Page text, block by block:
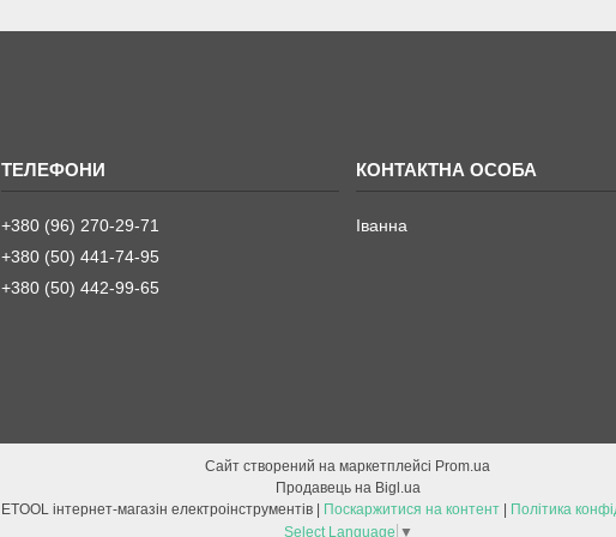
+380 (96) 270-29-71
+380 (50) 441-74-95
+380 (50) 442-99-65
Іванна
Сайт створений на маркетплейсі Prom.ua
Продавець на Bigl.ua
Поскаржитися на контент
Політика
Select Language ▼